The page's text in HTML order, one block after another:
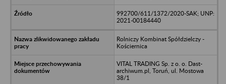
992700/611/1372/2020-SAK; UNP:
2021-00184440
Rolniczy Kombinat Spółdzielczy -
Kościernica
VITAL TRADING Sp. z o. o. Dast-
archiwum.pl, Toruń, ul. Mostowa
38/1